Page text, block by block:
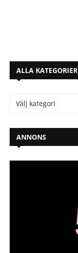
ALLA KATEGORIER
ANNONS